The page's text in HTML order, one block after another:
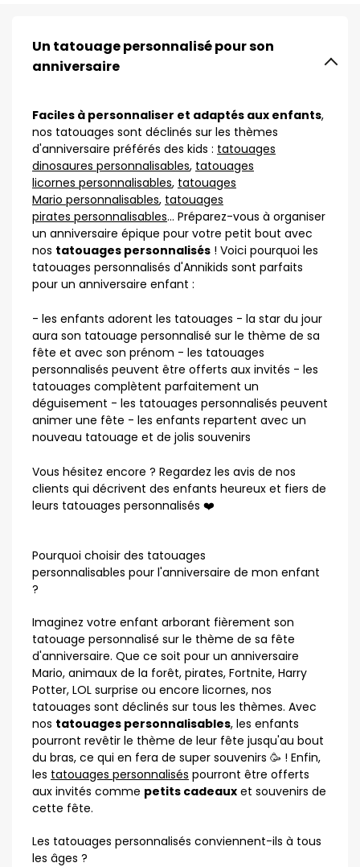
Un tatouage personnalisé pour son
anniversaire
Faciles à personnaliser et adaptés aux enfants,
nos tatouages sont déclinés sur les thèmes
d'anniversaire préférés des kids : tatouages
dinosaures personnalisables, tatouages
licornes personnalisables, tatouages
Mario personnalisables, tatouages
pirates personnalisables... Préparez-vous à organiser
un anniversaire épique pour votre petit bout avec
nos tatouages personnalisés ! Voici pourquoi les
tatouages personnalisés d'Annikids sont parfaits
pour un anniversaire enfant :
- les enfants adorent les tatouages - la star du jour
aura son tatouage personnalisé sur le thème de sa
fête et avec son prénom - les tatouages
personnalisés peuvent être offerts aux invités - les
tatouages complètent parfaitement un
déguisement - les tatouages personnalisés peuvent
animer une fête - les enfants repartent avec un
nouveau tatouage et de jolis souvenirs
Vous hésitez encore ? Regardez les avis de nos
clients qui décrivent des enfants heureux et fiers de
leurs tatouages personnalisés ❤️
Pourquoi choisir des tatouages
personnalisables pour l'anniversaire de mon enfant
?
Imaginez votre enfant arborant fièrement son
tatouage personnalisé sur le thème de sa fête
d'anniversaire. Que ce soit pour un anniversaire
Mario, animaux de la forêt, pirates, Fortnite, Harry
Potter, LOL surprise ou encore licornes, nos
tatouages sont déclinés sur tous les thèmes. Avec
nos tatouages personnalisables, les enfants
pourront revêtir le thème de leur fête jusqu'au bout
du bras, ce qui en fera de super souvenirs 🥳 ! Enfin,
les tatouages personnalisés pourront être offerts
aux invités comme petits cadeaux et souvenirs de
cette fête.
Les tatouages personnalisés conviennent-ils à tous
les âges ?